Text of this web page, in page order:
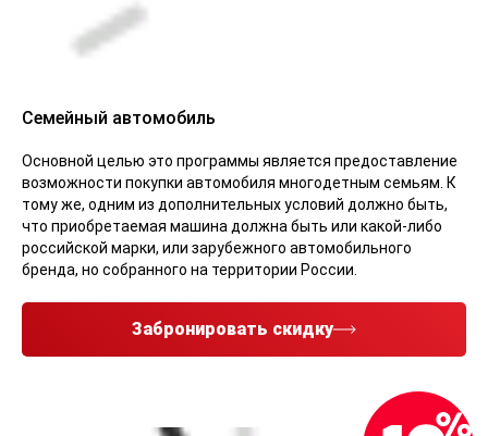
Семейный автомобиль
Основной целью это программы является предоставление
возможности покупки автомобиля многодетным семьям. К
тому же, одним из дополнительных условий должно быть,
что приобретаемая машина должна быть или какой-либо
российской марки, или зарубежного автомобильного
бренда, но собранного на территории России.
Забронировать скидку